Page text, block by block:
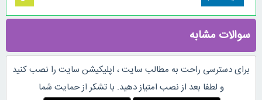
سوالات مشابه
برای دسترسی راحت به مطالب سایت ، اپلیکیشن سایت را نصب کنید
و لطفا بعد از نصب امتیاز دهید. با تشکر از حمایت شما